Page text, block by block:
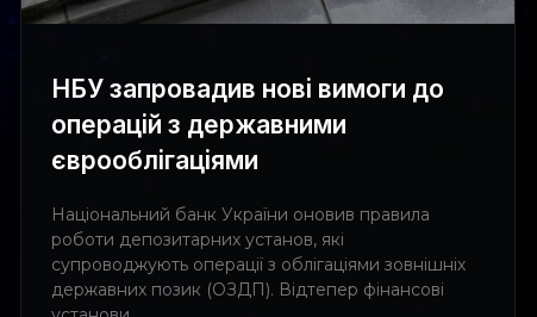
НБУ запровадив нові вимоги до
операцій з державними
єврооблігаціями
Національний банк України оновив правила
роботи депозитарних установ, які
супроводжують операції з облігаціями зовнішніх
державних позик (ОЗДП). Відтепер фінансові